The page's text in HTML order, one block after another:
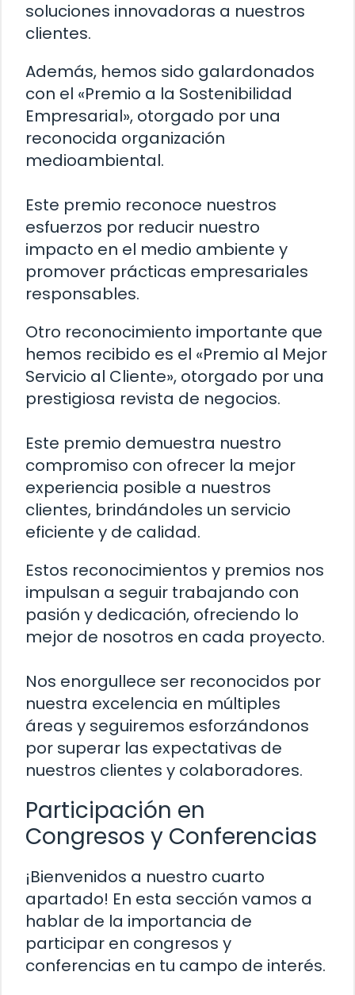
soluciones innovadoras a nuestros
clientes.
Además, hemos sido galardonados
con el «Premio a la Sostenibilidad
Empresarial», otorgado por una
reconocida organización
medioambiental.
Este premio reconoce nuestros
esfuerzos por reducir nuestro
impacto en el medio ambiente y
promover prácticas empresariales
responsables.
Otro reconocimiento importante que
hemos recibido es el «Premio al Mejor
Servicio al Cliente», otorgado por una
prestigiosa revista de negocios.
Este premio demuestra nuestro
compromiso con ofrecer la mejor
experiencia posible a nuestros
clientes, brindándoles un servicio
eficiente y de calidad.
Estos reconocimientos y premios nos
impulsan a seguir trabajando con
pasión y dedicación, ofreciendo lo
mejor de nosotros en cada proyecto.
Nos enorgullece ser reconocidos por
nuestra excelencia en múltiples
áreas y seguiremos esforzándonos
por superar las expectativas de
nuestros clientes y colaboradores.
Participación en
Congresos y Conferencias
¡Bienvenidos a nuestro cuarto
apartado! En esta sección vamos a
hablar de la importancia de
participar en congresos y
conferencias en tu campo de interés.